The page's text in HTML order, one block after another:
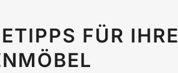
FÜR IHRE